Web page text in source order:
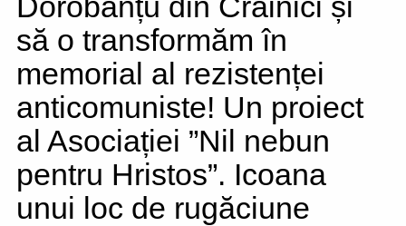
să o transformăm în
memorial al rezistenței
anticomuniste! Un proiect
al Asociației ”Nil nebun
pentru Hristos”. Icoana
unui loc de rugăciune